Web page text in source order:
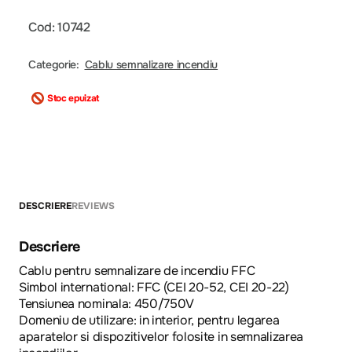
Cod: 10742
Categorie: Cablu semnalizare incendiu
Stoc epuizat
DESCRIEREREVIEWS
Descriere
Cablu pentru semnalizare de incendiu FFC
Simbol international: FFC (CEI 20-52, CEI 20-22)
Tensiunea nominala: 450/750V
Domeniu de utilizare: in interior, pentru legarea
aparatelor si dispozitivelor folosite in semnalizarea